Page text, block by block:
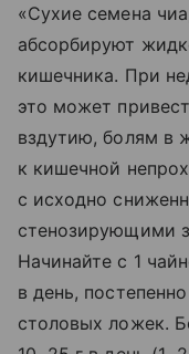
«Сухие семена
абсорбируют
кишечника. При
это может
вздутию, болям в
к кишечной
с исходно
стенозирующими
Начинайте с 1
в день,
столовых ложек.